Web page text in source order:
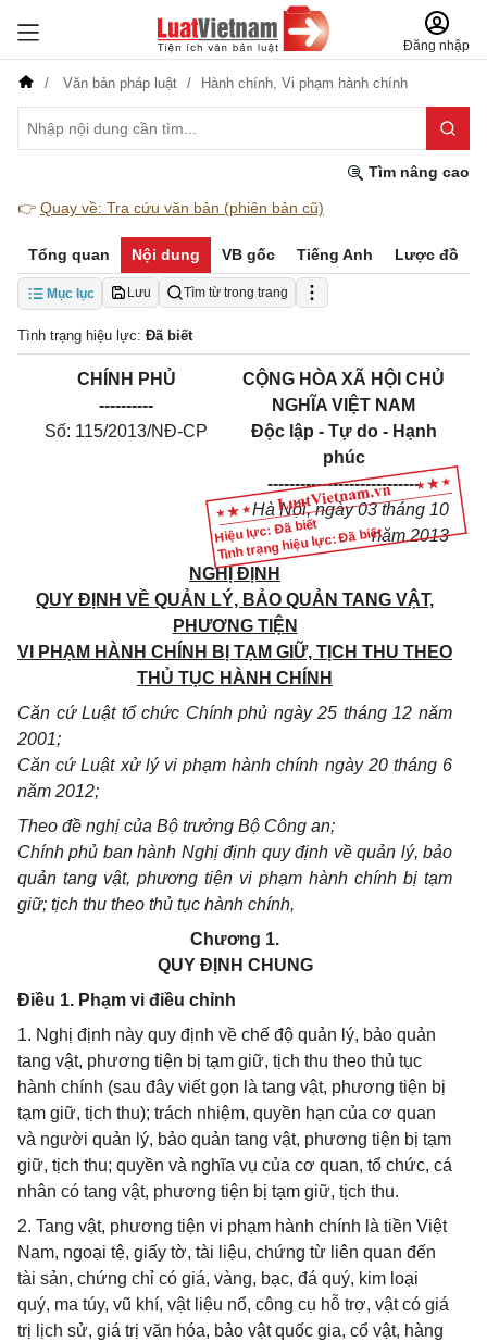
Đăng nhập
Văn bản pháp luật Hành chính, Vi phạm hành chính
Tìm nâng cao
👉 Quay về: Tra cứu văn bản (phiên bản cũ)
Tổng quan Nội dung VB gốc Tiếng Anh Lược đồ
Mục lục Lưu Tìm từ trong trang
Tình trạng hiệu lực: Đã biết
Hiệu lực: Đã biết
Tình trạng hiệu lực: Đã biết
CHÍNH PHỦ
----------
Số: 115/2013/NĐ-CP
CỘNG HÒA XÃ HỘI CHỦ
NGHĨA VIỆT NAM
Độc lập - Tự do - Hạnh
phúc
----------------------------
Hà Nội, ngày03tháng 10
năm2013
NGHỊ ĐỊNH
QUY ĐỊNH VỀ QUẢN LÝ, BẢO QUẢN TANG VẬT,
PHƯƠNG TIỆN
VI PHẠM HÀNH CHÍNH BỊ TẠM GIỮ, TỊCH THU THEO
THỦ TỤC HÀNH CHÍNH
Căn cứ Luật tổ chức Chính phủ ngày 25 tháng 12 năm
2001;
Căn cứ Luật xử lý vi phạm hành chính ngày 20 tháng 6
năm 2012;
Theo đề nghị của Bộ trưởng Bộ Công an;
Chính phủ ban hành Nghị định quy định về quản lý, bảo
quản tang vật, phương tiện vi phạm hành chính bị tạm
giữ; tịch thu theo thủ tục hành chính,
Chương 1.
QUY ĐỊNH CHUNG
Điều 1. Phạm vi điều chỉnh
1. Nghị định này quy định về chế độ quản lý, bảo quản
tang vật, phương tiện bị tạm giữ, tịch thu theo thủ tục
hành chính (sau đây viết gọn là tang vật, phương tiện bị
tạm giữ, tịch thu); trách nhiệm, quyền hạn của cơ quan
và người quản lý, bảo quản tang vật, phương tiện bị tạm
giữ, tịch thu; quyền và nghĩa vụ của cơ quan, tổ chức, cá
nhân có tang vật, phương tiện bị tạm giữ, tịch thu.
2. Tang vật, phương tiện vi phạm hành chính là tiền Việt
Nam, ngoại tệ, giấy tờ, tài liệu, chứng từ liên quan đến
tài sản, chứng chỉ có giá, vàng, bạc, đá quý, kim loại
quý, ma túy, vũ khí, vật liệu nổ, công cụ hỗ trợ, vật có giá
trị lịch sử, giá trị văn hóa, bảo vật quốc gia, cổ vật, hàng